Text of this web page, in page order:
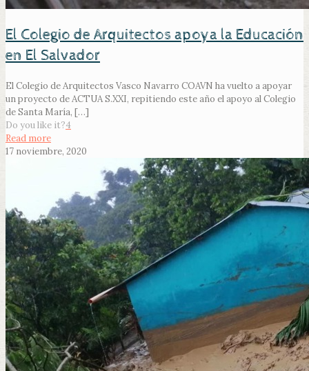
El Colegio de Arquitectos apoya la Educación
en El Salvador
El Colegio de Arquitectos Vasco Navarro COAVN ha vuelto a apoyar
un proyecto de ACTUA S.XXI, repitiendo este año el apoyo al Colegio
de Santa María, […]
Do you like it?4
Read more
17 noviembre, 2020